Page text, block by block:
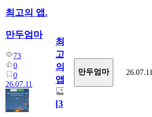
최고의 앱.
만두엄마
73
0
0
26.07.11
최
고
의
앱.
[3]
만두엄마 26.07.11